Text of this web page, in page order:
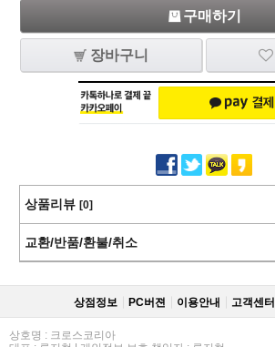
구매하기
장바구니
상품리뷰 [0]
교환/반품/환불/취소
상점정보 PC버젼 이용안내 고객센터
상호명 : 크로스코리아